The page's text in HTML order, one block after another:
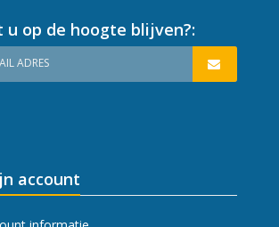
u op de hoogte blijven?:
ADRES
account